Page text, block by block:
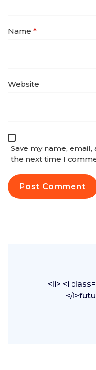
Name *
Website
Save my name,
the next time I
<li> <i
</